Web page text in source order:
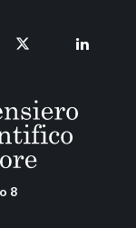
8